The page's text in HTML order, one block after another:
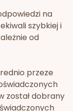
na
szybkiej i
od
przeze
został dobrany